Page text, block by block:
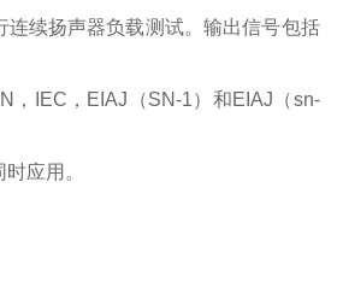
连续扬声器负载测试。输出信号包括
，IEC，EIAJ（SN-1）和EIAJ（sn-
应用。